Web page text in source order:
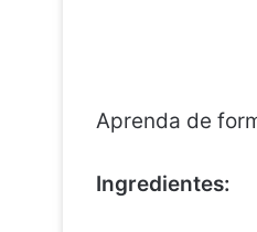
Aprenda de
Ingredientes: